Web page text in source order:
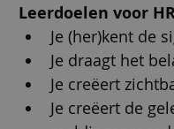
Leerdoelen voor
Je (her)kent de
Je draagt het
Je creëert
Je creëert de